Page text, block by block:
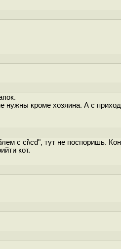
нужны кроме хозяина. А с
с ci\cd", тут не поспоришь.
кот.